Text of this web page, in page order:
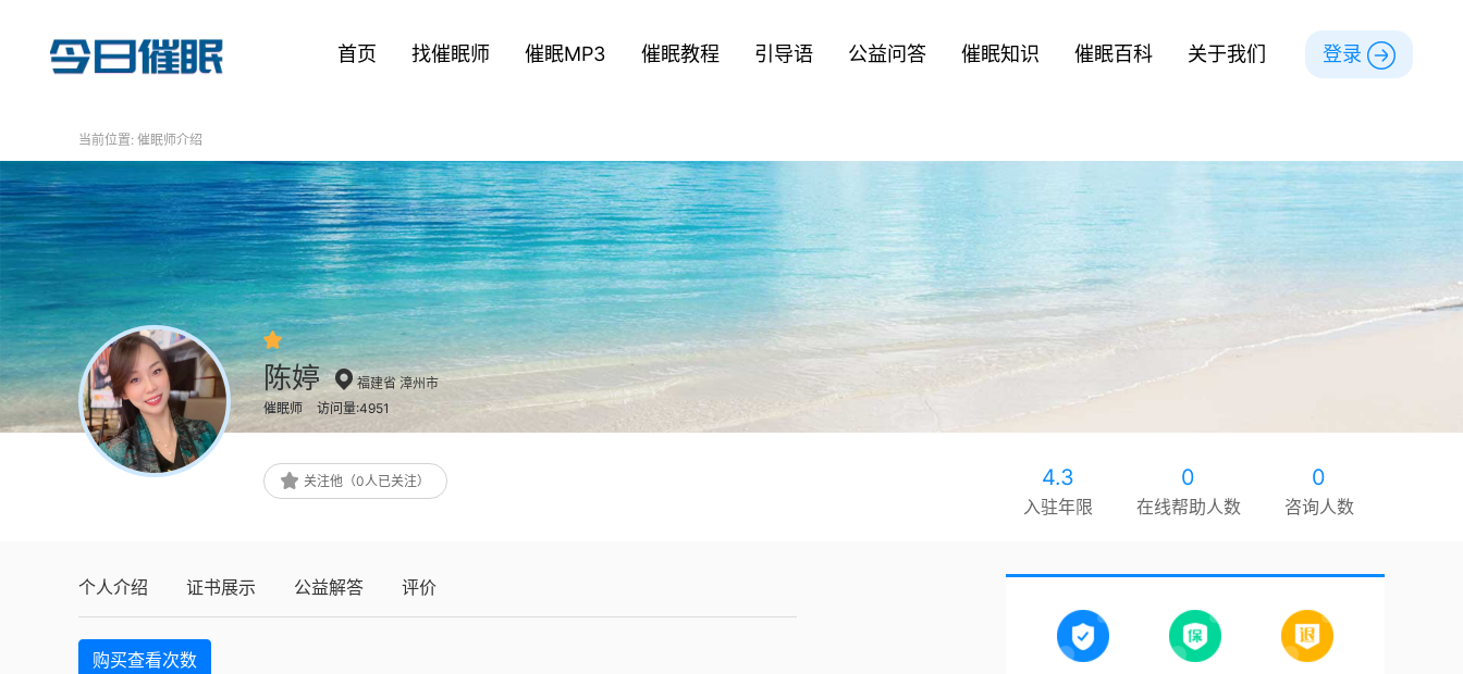
首页 找催眠师 催眠MP3 催眠教程 引导语 公益问答 催眠知识 催眠百科 关于我们 登录
当前位置: 催眠师介绍
陈婷
福建省 漳州市
催眠师
访问量:4951
关注他（0人已关注） 4.3
入驻年限
0
在线帮助人数
0
咨询人数
个人介绍 证书展示 公益解答 评价
购买查看次数